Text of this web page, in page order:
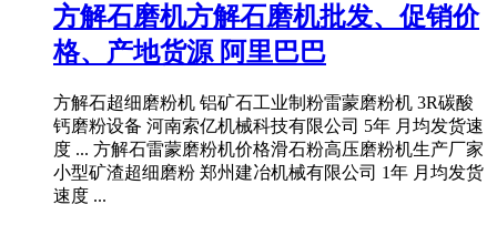
方解石磨机方解石磨机批发、促销价
格、产地货源 阿里巴巴
方解石超细磨粉机 铝矿石工业制粉雷蒙磨粉机 3R碳酸
钙磨粉设备 河南索亿机械科技有限公司 5年 月均发货速
度 ... 方解石雷蒙磨粉机价格滑石粉高压磨粉机生产厂家
小型矿渣超细磨粉 郑州建冶机械有限公司 1年 月均发货
速度 ...